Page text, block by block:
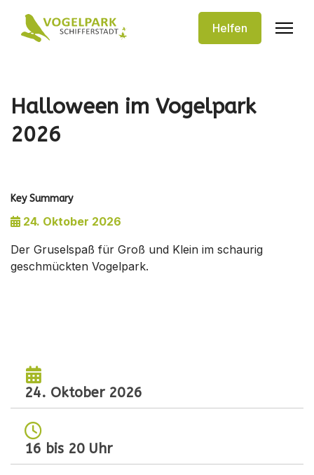
Helfen
Halloween im Vogelpark
2026
Key Summary
24. Oktober 2026
Der Gruselspaß für Groß und Klein im schaurig
geschmückten Vogelpark.
24. Oktober 2026
16 bis 20 Uhr